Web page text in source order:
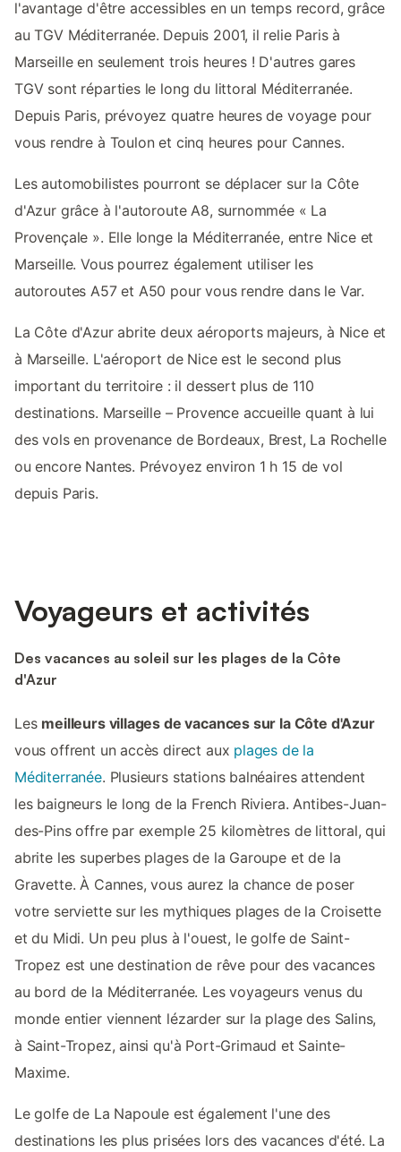
l'avantage d'être accessibles en un temps record, grâce
au TGV Méditerranée. Depuis 2001, il relie Paris à
Marseille en seulement trois heures ! D'autres gares
TGV sont réparties le long du littoral Méditerranée.
Depuis Paris, prévoyez quatre heures de voyage pour
vous rendre à Toulon et cinq heures pour Cannes.
Les automobilistes pourront se déplacer sur la Côte
d'Azur grâce à l'autoroute A8, surnommée « La
Provençale ». Elle longe la Méditerranée, entre Nice et
Marseille. Vous pourrez également utiliser les
autoroutes A57 et A50 pour vous rendre dans le Var.
La Côte d'Azur abrite deux aéroports majeurs, à Nice et
à Marseille. L'aéroport de Nice est le second plus
important du territoire : il dessert plus de 110
destinations. Marseille – Provence accueille quant à lui
des vols en provenance de Bordeaux, Brest, La Rochelle
ou encore Nantes. Prévoyez environ 1 h 15 de vol
depuis Paris.
Voyageurs et activités
Des vacances au soleil sur les plages de la Côte
d'Azur
Les meilleurs villages de vacances sur la Côte d'Azur
vous offrent un accès direct aux plages de la
Méditerranée. Plusieurs stations balnéaires attendent
les baigneurs le long de la French Riviera. Antibes-Juan-
des-Pins offre par exemple 25 kilomètres de littoral, qui
abrite les superbes plages de la Garoupe et de la
Gravette. À Cannes, vous aurez la chance de poser
votre serviette sur les mythiques plages de la Croisette
et du Midi. Un peu plus à l'ouest, le golfe de Saint-
Tropez est une destination de rêve pour des vacances
au bord de la Méditerranée. Les voyageurs venus du
monde entier viennent lézarder sur la plage des Salins,
à Saint-Tropez, ainsi qu'à Port-Grimaud et Sainte-
Maxime.
Le golfe de La Napoule est également l'une des
destinations les plus prisées lors des vacances d'été. La